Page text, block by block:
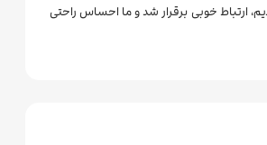
ارتباط خوبی برقرار شد و ما احساس راحتی